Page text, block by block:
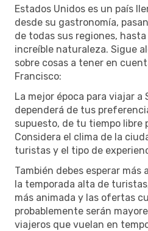
Estados Unidos es un país
desde su gastronomía,
de todas sus regiones,
increíble naturaleza. Sigue
sobre cosas a tener en
Francisco:
La mejor época para viajar a
dependerá de tus
supuesto, de tu tiempo libre
Considera el clima de la
turistas y el tipo de
También debes esperar
la temporada alta de
más animada y las ofertas
probablemente serán
viajeros que vuelan en